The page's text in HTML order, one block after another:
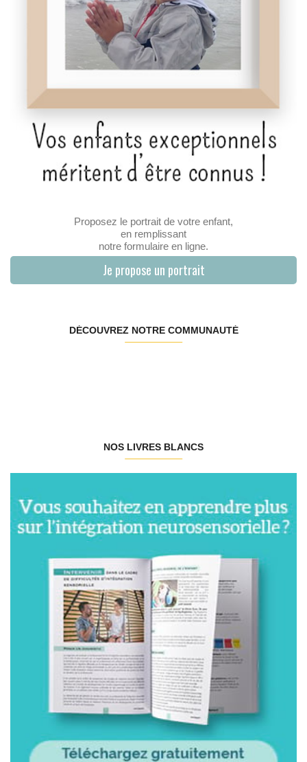
Proposez le portrait de votre enfant,
en remplissant
notre formulaire en ligne.
Je propose un portrait
DÉCOUVREZ NOTRE COMMUNAUTÉ
NOS LIVRES BLANCS